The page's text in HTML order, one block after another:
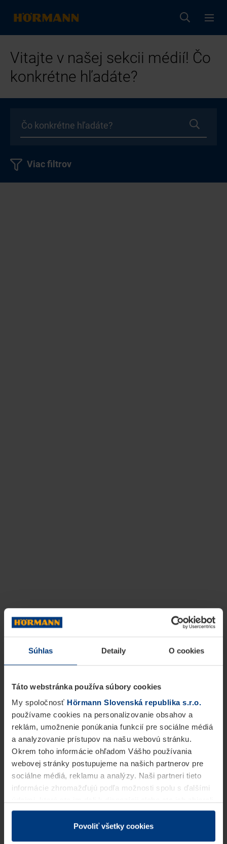
Súhlas Detaily O cookies
Táto webstránka používa súbory cookies
My spoločnosť Hörmann Slovenská republika s.r.o.
používame cookies na personalizovanie obsahov a
reklám, umožnenie ponúkania funkcií pre sociálne médiá
a analyzovanie prístupov na našu webovú stránku.
Okrem toho informácie ohľadom Vášho používania
webovej stránky postupujeme na našich partnerov pre
sociálne médiá, reklamu a analýzy. Naši partneri tieto
informácie zhromažďujú podľa možnosti spolu s ďalšími
v rámci Vášho využívania služieb.
Z právneho hľadiska môžeme cookies ukladať na Vašom
Povoliť všetky cookies
Vitajte v našej sekcii médií! Čo
konkrétne hľadáte?
Viac filtrov